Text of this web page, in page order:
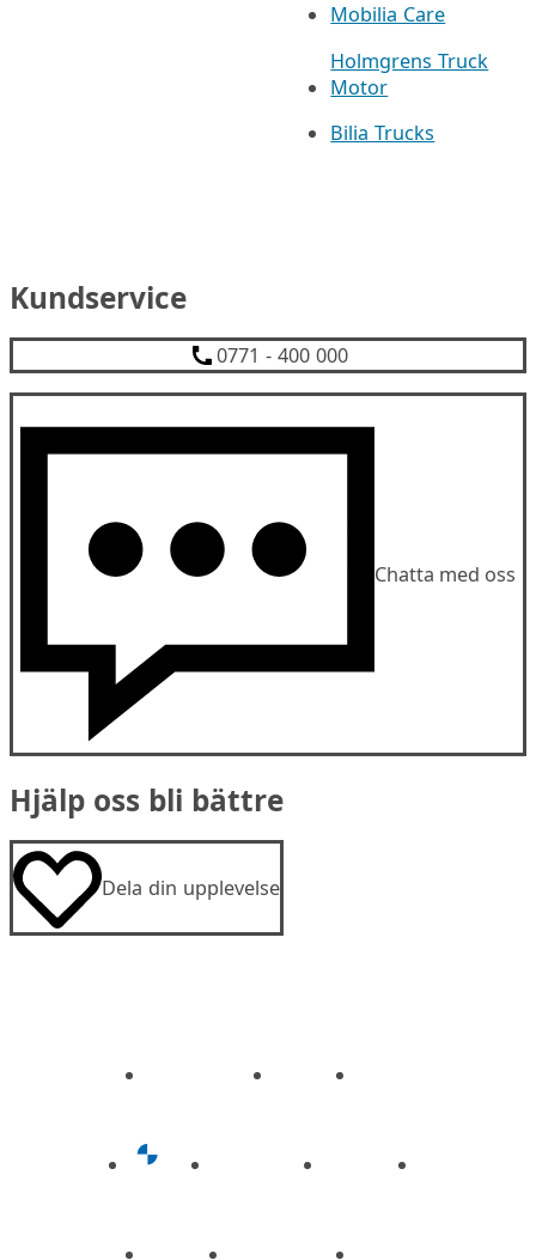
Mobilia Care
Holmgrens Truck
Motor
Bilia Trucks
Kundservice
0771 - 400 000
Chatta med oss
Hjälp oss bli bättre
Dela din upplevelse